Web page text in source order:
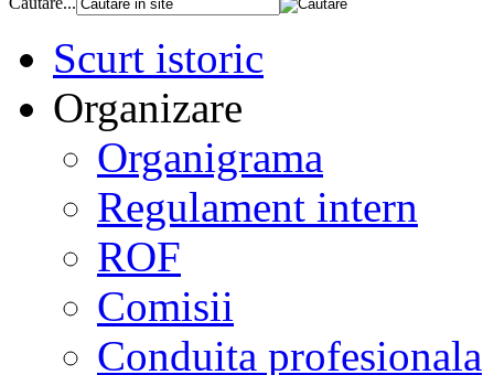
Scurt istoric
Organizare
Organigrama
Regulament intern
ROF
Comisii
Conduita profesionala